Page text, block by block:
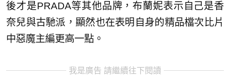
後才是PRADA等其他品牌，布蘭妮表示自己是香
奈兒與古馳派，顯然也在表明自身的精品檔次比片
中惡魔主編更高一點。
我是廣告 請繼續往下閱讀